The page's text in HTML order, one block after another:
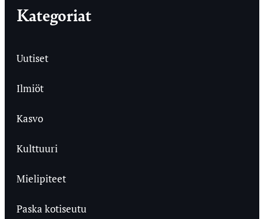
Kategoriat
Uutiset
Ilmiöt
Kasvo
Kulttuuri
Mielipiteet
Paska kotiseutu